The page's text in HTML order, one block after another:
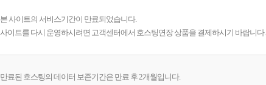
본 사이트의 서비스기간이 만료되었습니다.
사이트를 다시 운영하시려면 고객센터에서 호스팅연장 상품을 결제하시기 바랍니다.
만료된 호스팅의 데이터 보존기간은 만료 후 2개월입니다.